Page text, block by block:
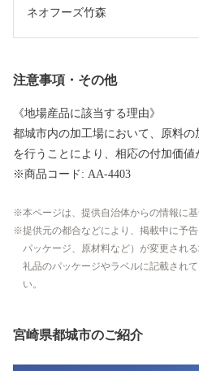
ネオフーズ竹森
注意事項・その他
《地場産品に該当する理由》
都城市内の加工場において、原料
を行うことにより、相応の付加価
※商品コード: AA-4403
本ページは、提供自治体からの情報に基
提供元の都合などにより、掲載中に予
パッケージ、原材料など）が変更され
礼品のパッケージやラベルに記載され
い。
宮崎県都城市のご紹介